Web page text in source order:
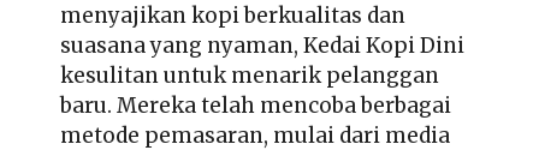
menyajikan kopi berkualitas dan
suasana yang nyaman, Kedai Kopi Dini
kesulitan untuk menarik pelanggan
baru. Mereka telah mencoba berbagai
metode pemasaran, mulai dari media